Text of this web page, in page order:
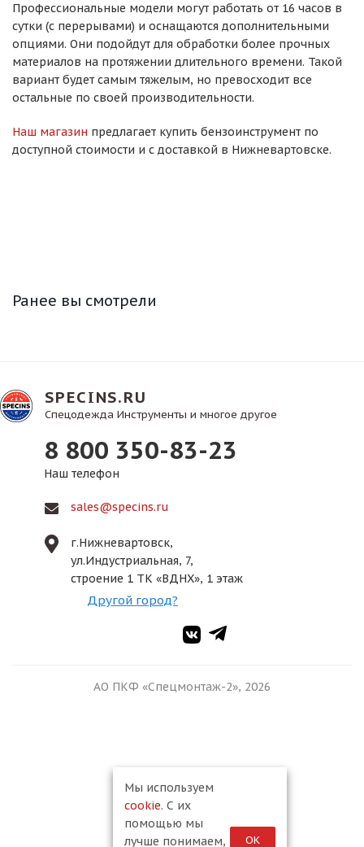
Профессиональные модели могут работать от 16 часов в
сутки (с перерывами) и оснащаются дополнительными
опциями. Они подойдут для обработки более прочных
материалов на протяжении длительного времени. Такой
вариант будет самым тяжелым, но превосходит все
остальные по своей производительности.
Наш магазин предлагает купить бензоинструмент по
доступной стоимости и с доставкой в Нижневартовске.
Ранее вы смотрели
SPECINS.RU
Спецодежда Инструменты и многое другое
8 800 350-83-23
Наш телефон
sales@specins.ru
г.Нижневартовск,
ул.Индустриальная, 7,
строение 1 ТК «ВДНХ», 1 этаж
Другой город?
АО ПКФ «Спецмонтаж-2», 2026
Мы используем
cookie. С их
помощью мы
лучше понимаем,
ОК